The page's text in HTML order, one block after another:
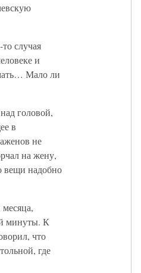
случая
и
Мало ли
головой,
в
не
на жену,
вещи надобно
минуты. К
что
где